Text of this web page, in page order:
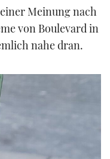
Meinung nach
von Boulevard in
nahe dran.